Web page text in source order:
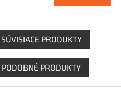
PRODUKTY
PRODUKTY